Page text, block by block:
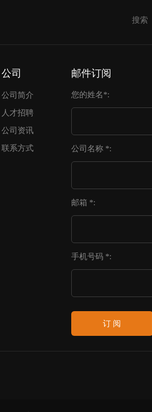
公司
公司简介
人才招聘
公司资讯
联系方式
邮件订阅
您的姓名*:
公司名称 *:
邮箱 *:
手机号码 *:
订 阅